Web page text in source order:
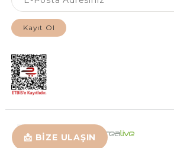
📩 BİZE ULAŞIN
Kayıt Ol